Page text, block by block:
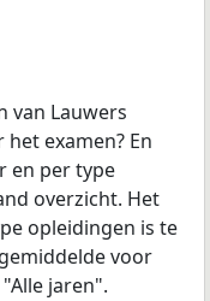
van Lauwers
examen? En
en per type
overzicht. Het
opleidingen is te
voor
jaren".